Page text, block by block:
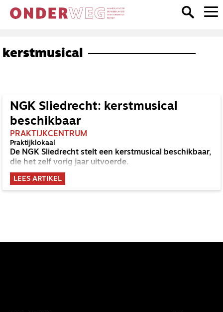
kerstmusical
NGK Sliedrecht: kerstmusical
beschikbaar
PRAKTIJKCENTRUM
Praktijklokaal
De NGK Sliedrecht stelt een kerstmusical beschikbaar,
die het zelf vorig jaar uitvoerde.
LEES ARTIKEL